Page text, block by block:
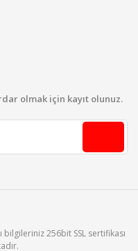
olmak için kayıt olunuz.
256bit SSL sertifikası